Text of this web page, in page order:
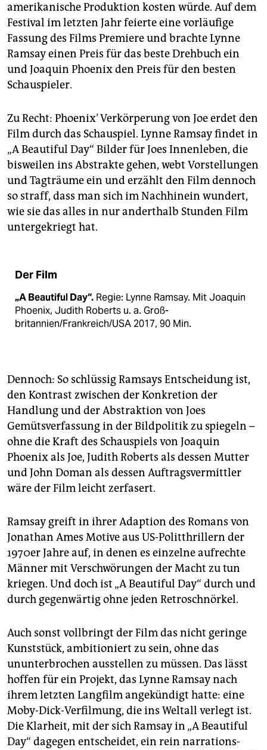
amerikanische Produktion kosten würde. Auf dem
Festival im letzten Jahr feierte eine vorläufige
Fassung des Films Premiere und brachte Lynne
Ramsay einen Preis für das beste Drehbuch ein
und Joaquin Phoenix den Preis für den besten
Schauspieler.
Zu Recht: Phoenix’ Verkörperung von Joe erdet den
Film durch das Schauspiel. Lynne Ramsay findet in
„A Beautiful Day“ Bilder für Joes Innenleben, die
bisweilen ins Abstrakte gehen, webt Vorstellungen
und Tagträume ein und erzählt den Film dennoch
so straff, dass man sich im Nachhinein wundert,
wie sie das alles in nur anderthalb Stunden Film
untergekriegt hat.
Der Film
„A Beautiful Day“. Regie: Lynne Ramsay. Mit Joaquin
Phoenix, Judith Roberts u. a. Groß­
britannien/Frankreich/USA 2017, 90 Min.
Dennoch: So schlüssig Ramsays Entscheidung ist,
den Kontrast zwischen der Konkretion der
Handlung und der Abstraktion von Joes
Gemütsverfassung in der Bildpolitik zu spiegeln –
ohne die Kraft des Schauspiels von Joaquin
Phoenix als Joe, Judith Roberts als dessen Mutter
und John Doman als dessen Auftragsvermittler
wäre der Film leicht zerfasert.
Ramsay greift in ihrer Adaption des Romans von
Jonathan Ames Motive aus US-Politthrillern der
1970er Jahre auf, in denen es einzelne aufrechte
Männer mit Verschwörungen der Macht zu tun
kriegen. Und doch ist „A Beautiful Day“ durch und
durch gegenwärtig ohne jeden Retro­schnörkel.
Auch sonst vollbringt der Film das nicht geringe
Kunststück, ambitioniert zu sein, ohne das
ununterbrochen ausstellen zu müssen. Das lässt
hoffen für ein Projekt, das Lynne Ramsay nach
ihrem letzten Langfilm angekündigt hatte: eine
Moby-Dick-Verfilmung, die ins Weltall verlegt ist.
Die Klarheit, mit der sich Ramsay in „A Beautiful
Day“ dagegen entscheidet, ein rein narra­tions­